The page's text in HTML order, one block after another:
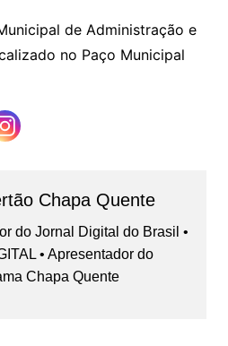
de Administração e
no Paço Municipal
Chapa Quente
do Jornal Digital do Brasil •
• Apresentador do
Chapa Quente